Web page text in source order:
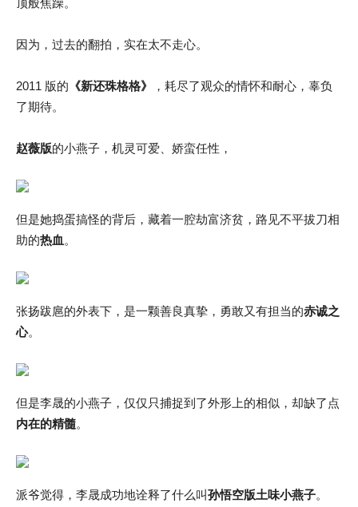
顶般焦躁。
因为，过去的翻拍，实在太不走心。
2011 版的 《新还珠格格》
，耗尽了观众的情怀和耐心，辜负
了期待。
赵薇版的小燕子，机灵可爱、娇蛮任性，
但是她捣蛋搞怪的背后，藏着一腔劫富济贫，路见不平拔刀相
助的热血 。
张扬跋扈的外表下，是一颗善良真挚，勇敢又有担当的赤诚之
心。
但是李晟的小燕子，仅仅只捕捉到了外形上的相似，却缺了点
内在的精髓。
派爷觉得，李晟成功地诠释了什么叫孙悟空版土味小燕子。